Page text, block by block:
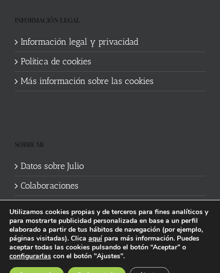
INFORMACIÓN LEGAL
Información legal y privacidad
Política de cookies
Más información sobre las cookies
SOBRE MI
Datos sobre Julio
Colaboraciones
Política de cookies | Información legal y privacidad
| Web mantenida
porStudi7
Utilizamos cookies propias y de terceros para fines analíticos y
para mostrarte publicidad personalizada en base a un perfil
elaborado a partir de tus hábitos de navegación (por ejemplo,
páginas visitadas). Clica aquípara más información. Puedes
aceptar todas las cookies pulsando el botón “Aceptar” o
configurarlas con el botón "Ajustes".